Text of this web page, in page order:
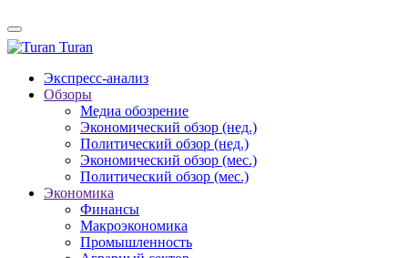
Turan
Экспресс-анализ
Обзоры
Медиа обозрение
Экономический обзор (нед.)
Политический обзор (нед.)
Экономический обзор (мес.)
Политический обзор (мес.)
Экономика
Финансы
Макроэкономика
Промышленность